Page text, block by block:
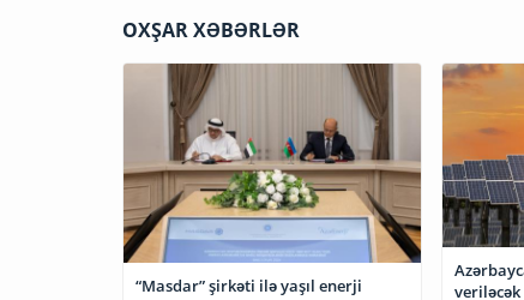
OXŞAR XƏBƏRLƏR
“Masdar” şirkəti ilə yaşıl enerji
veriləcək